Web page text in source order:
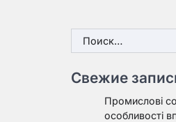
Найти:
Свежие
Промислові
особливості